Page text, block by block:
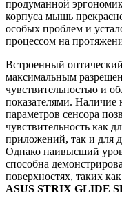
продуманной
корпуса мышь
особых проблем и
процессом на
Встроенный
максимальным
чувствительностью и
показателями. Наличие
параметров сенсора
чувствительность как
приложений, так и для
Однако наивысший
способна
поверхностях, таких как
ASUS STRIX GLIDE